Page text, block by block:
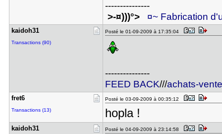
---------------
>-¤)))°>
¤~ Fabrication
kaidoh31
Transactions (90)
Posté le 01-09-2009 à 17:35:04
---------------
FEED BACK///achats-
fret6
Transactions (13)
Posté le 03-09-2009 à 00:35:12
hopla !
kaidoh31 Posté le 04-09-2009 à 23:14:58